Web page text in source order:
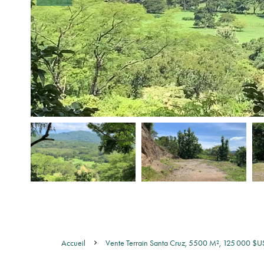
Accueil Vente Terrain Santa Cruz, 5500 M², 125 000